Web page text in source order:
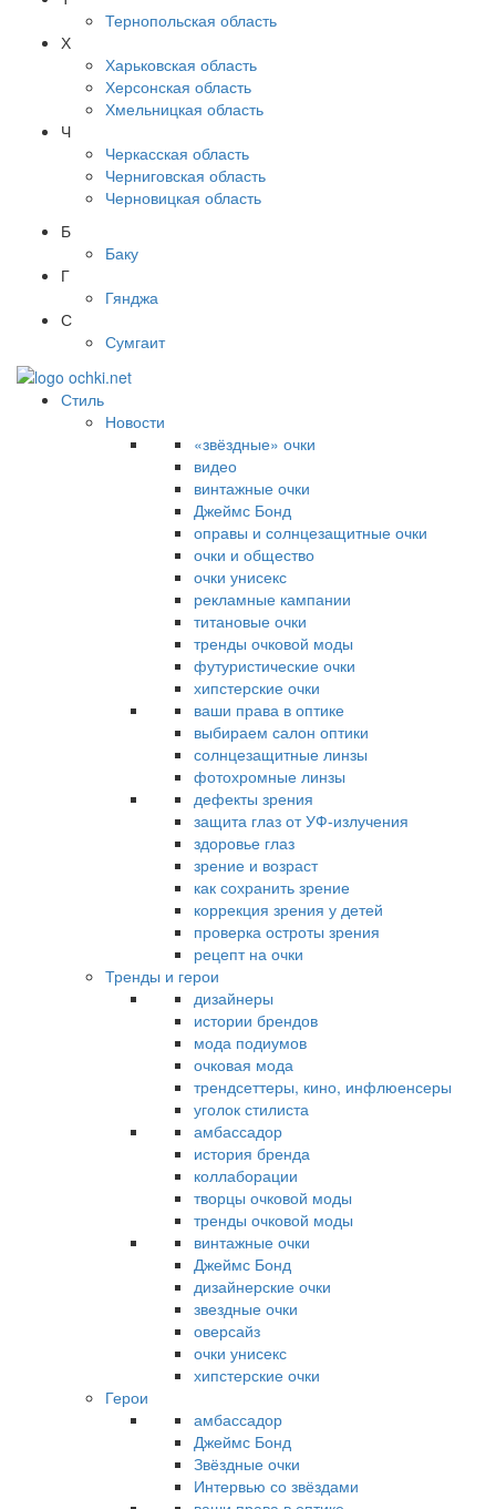
Тернопольская область
Х
Харьковская область
Херсонская область
Хмельницкая область
Ч
Черкасская область
Черниговская область
Черновицкая область
Б
Баку
Г
Гянджа
С
Сумгаит
Стиль
Новости
«звёздные» очки
видео
винтажные очки
Джеймс Бонд
оправы и солнцезащитные очки
очки и общество
очки унисекс
рекламные кампании
титановые очки
тренды очковой моды
футуристические очки
хипстерские очки
ваши права в оптике
выбираем салон оптики
солнцезащитные линзы
фотохромные линзы
дефекты зрения
защита глаз от УФ-излучения
здоровье глаз
зрение и возраст
как сохранить зрение
коррекция зрения у детей
проверка остроты зрения
рецепт на очки
Тренды и герои
дизайнеры
истории брендов
мода подиумов
очковая мода
трендсеттеры, кино, инфлюенсеры
уголок стилиста
амбассадор
история бренда
коллаборации
творцы очковой моды
тренды очковой моды
винтажные очки
Джеймс Бонд
дизайнерские очки
звездные очки
оверсайз
очки унисекс
хипстерские очки
Герои
амбассадор
Джеймс Бонд
Звёздные очки
Интервью со звёздами